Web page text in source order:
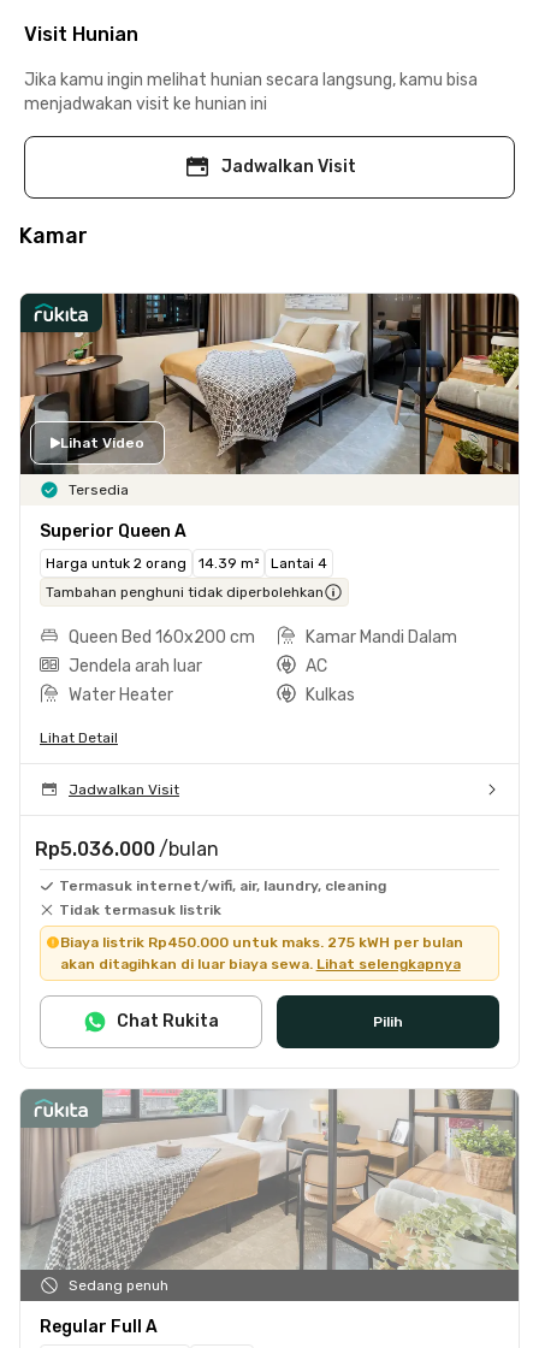
Visit Hunian
Jika kamu ingin melihat hunian secara langsung, kamu bisa
menjadwakan visit ke hunian ini
Jadwalkan Visit
Kamar
Lihat Video
Tersedia
Superior Queen A
Harga untuk 2 orang 14.39 m²
Lantai 4
Tambahan penghuni tidak diperbolehkan
Queen Bed 160x200 cm
Kamar Mandi Dalam
Jendela arah luar
AC
Water Heater
Kulkas
Lihat Detail
Jadwalkan Visit
Rp5.036.000 /bulan
Termasuk internet/wifi, air, laundry, cleaning
Tidak termasuk listrik
Biaya listrik Rp450.000 untuk maks. 275 kWH per bulan
akan ditagihkan di luar biaya sewa. Lihat selengkapnya
Pilih
Chat Rukita
Sedang penuh
Regular Full A